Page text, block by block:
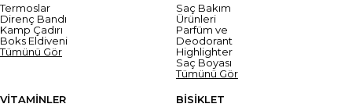
Termoslar
Direnç Bandı
Kamp Çadırı
Boks Eldiveni
Tümünü Gör
Saç Bakım
Ürünleri
Parfüm ve
Deodorant
Highlighter
Saç Boyası
Tümünü Gör
VİTAMİNLER
BİSİKLET